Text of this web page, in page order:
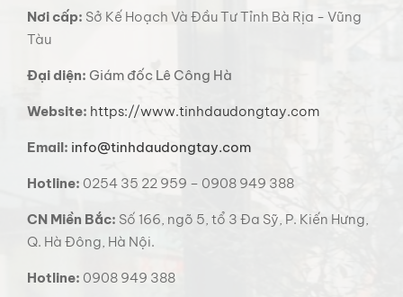
Nơi cấp: Sở Kế Hoạch Và Đầu Tư Tỉnh Bà Rịa - Vũng
Tàu
Đại diện: Giám đốc Lê Công Hà
Website: https://www.tinhdaudongtay.com
Email: info@tinhdaudongtay.com
Hotline: 0254 35 22 959 – 0908 949 388
CN Miền Bắc: Số 166, ngõ 5, tổ 3 Đa Sỹ, P. Kiến Hưng,
Q. Hà Đông, Hà Nội.
Hotline: 0908 949 388